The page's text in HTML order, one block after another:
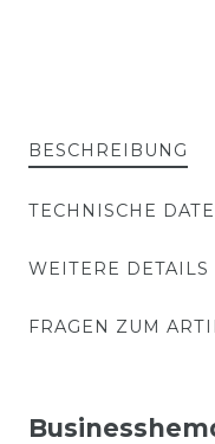
BESCHREIBUNG
TECHNISCHE
WEITERE DETAILS
FRAGEN ZUM